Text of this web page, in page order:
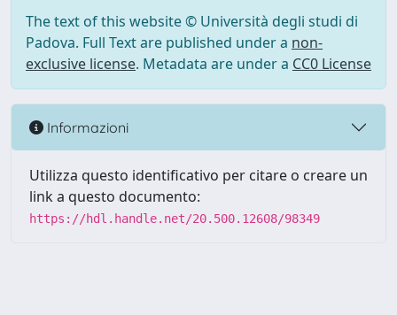
The text of this website © Università degli studi di
Padova. Full Text are published under a non-
exclusive license. Metadata are under a CC0 License
Informazioni
Utilizza questo identificativo per citare o creare un
link a questo documento:
https://hdl.handle.net/20.500.12608/98349